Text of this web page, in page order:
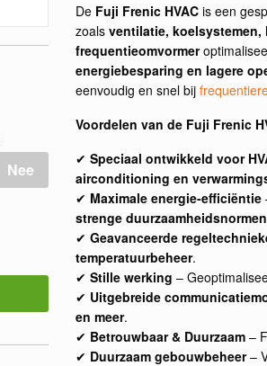
Nee
De Fuji Frenic HVACis een
zoals ventilatie,
frequentieomvormer
energiebesparing en lagere
eenvoudig en snel bij
Voordelen van de Fuji Frenic
✔ Speciaal ontwikkeld voor
airconditioning en
✔ Maximale energie-efficiëntie
strenge duurzaamheidsnormen
✔ Geavanceerde
temperatuurbeheer.
✔ Stille werking –
✔ Uitgebreide
en meer.
✔ Betrouwbaar & Duurzaam–
✔ Duurzaam gebouwbeheer–